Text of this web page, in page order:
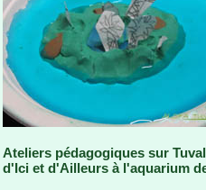
Ateliers pédagogiques sur
d'Ici et d'Ailleurs à l'aquarium